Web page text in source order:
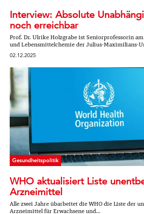
Interview: Absolute
noch erreichbar
Prof. Dr. Ulrike Holzgrabe ist Seniorprofessorin
und Lebensmittelchemie der Julius-Maximilians-
02.12.2025
Gesundheitspolitik
WHO aktualisiert Liste
Arzneimittel
Alle zwei Jahre übarbeitet die WHO die Liste der
Arzneimittel für Erwachsene und...